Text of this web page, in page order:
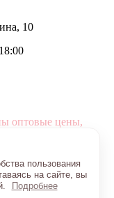
10
оптовые цены,
пользования
на сайте, вы
Подробнее